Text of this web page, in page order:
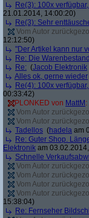
Re(3): 100x
21.01.2014, 14:00:20)
Re(3): Sehr
Vom Autor
12:12:50)
"Der Artikel kann nur
Re: Die
Re: (Jacob Elektronik
Alles ok, gerne wieder
Re(4): 100x
00:33:42)
PLONKED von MattM
Vom Autor
Vom Autor
Tadellos (hadela am
Re: Guter Shop.
Elektronik am
Schnelle
Vom Autor
Vom Autor
Vom Autor
Vom Autor
15:38:04)
Re: Fernseher